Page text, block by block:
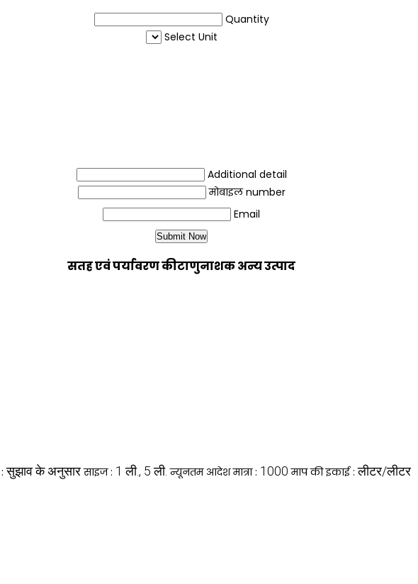
Quantity
Select Unit
Additional detail
मोबाइल number
Email
सतह एवं पर्यावरण कीटाणुनाशक अन्य उत्पाद
:सुझाव के अनुसार साइज : 1 ली., 5 ली. न्यूनतम आदेश मात्रा : 1000 माप की इकाई :लीटर/लीटर